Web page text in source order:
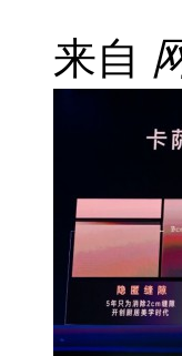
来自